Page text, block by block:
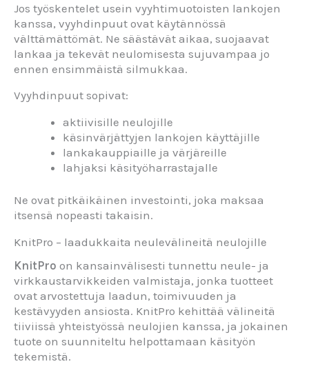
Jos työskentelet usein vyyhtimuotoisten lankojen
kanssa, vyyhdinpuut ovat käytännössä
välttämättömät. Ne säästävät aikaa, suojaavat
lankaa ja tekevät neulomisesta sujuvampaa jo
ennen ensimmäistä silmukkaa.
Vyyhdinpuut sopivat:
aktiivisille neulojille
käsinvärjättyjen lankojen käyttäjille
lankakauppiaille ja värjäreille
lahjaksi käsityöharrastajalle
Ne ovat pitkäikäinen investointi, joka maksaa
itsensä nopeasti takaisin.
KnitPro – laadukkaita neulevälineitä neulojille
KnitPro on kansainvälisesti tunnettu neule- ja
virkkaustarvikkeiden valmistaja, jonka tuotteet
ovat arvostettuja laadun, toimivuuden ja
kestävyyden ansiosta. KnitPro kehittää välineitä
tiiviissä yhteistyössä neulojien kanssa, ja jokainen
tuote on suunniteltu helpottamaan käsityön
tekemistä.